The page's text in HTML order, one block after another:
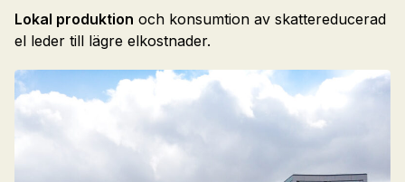
Lokal produktion och konsumtion av skattereducerad
el leder till lägre elkostnader.